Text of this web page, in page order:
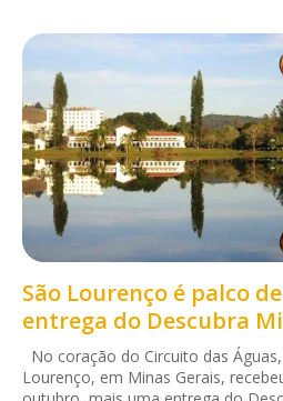
São Lourenço é palco
entrega do Descubra
No coração do Circuito das
Lourenço, em Minas Gerais,